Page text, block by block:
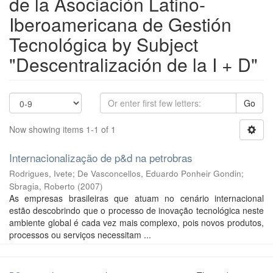
Iberoamericana de Gestión
Tecnológica by Subject
"Descentralización de la I + D"
Go
Now showing items 1-1 of 1
Internacionalização de p&d na petrobras
Rodrigues, Ivete; De Vasconcellos, Eduardo Ponheir Gondin;
Sbragia, Roberto (2007)
As empresas brasileiras que atuam no cenário internacional
estão descobrindo que o processo de inovação tecnológica neste
ambiente global é cada vez mais complexo, pois novos produtos,
processos ou serviços necessitam ...